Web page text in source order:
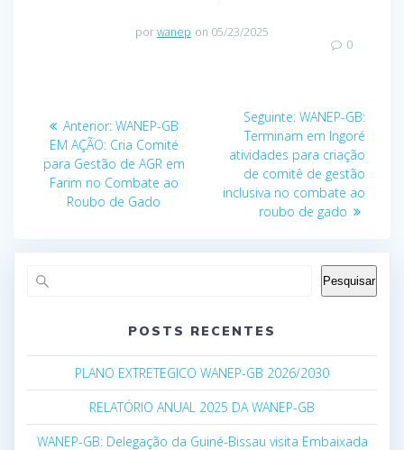
porwanep on 05/23/2025
0
Post
Anterior: Post
anterior:
WANEP-GB
EM AÇÃO: Cria Comité
para Gestão de AGR em
Farim no Combate ao
Roubo de Gado
Seguinte: Post
seguinte:
WANEP-GB:
Terminam em Ingoré
atividades para criação
de comitê de gestão
inclusiva no combate ao
roubo de gado
Pesquisar
POSTS RECENTES
PLANO EXTRETEGICO WANEP-GB 2026/2030
RELATÓRIO ANUAL 2025 DA WANEP-GB
WANEP-GB: Delegação da Guiné-Bissau visita Embaixada